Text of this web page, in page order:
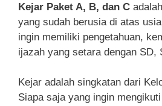
Kejar Paket A, B, dan C
yang sudah berusia di atas
ingin memiliki pengetahuan,
ijazah yang setara dengan SD,
Kejar adalah singkatan dari
Siapa saja yang ingin